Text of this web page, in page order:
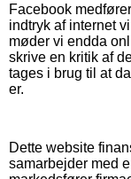
Facebook
indtryk af internet
møder vi endda
skrive en kritik af
tages i brug til at
er.
Dette website
samarbejder med